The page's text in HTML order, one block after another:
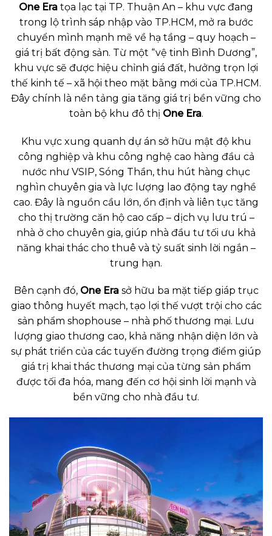
One Era tọa lạc tại TP. Thuận An – khu vực đang
trong lộ trình sáp nhập vào TP.HCM, mở ra bước
chuyển mình mạnh mẽ về hạ tầng – quy hoạch –
giá trị bất động sản. Từ một “vệ tinh Bình Dương”,
khu vực sẽ được hiệu chỉnh giá đất, hưởng trọn lợi
thế kinh tế – xã hội theo mặt bằng mới của TP.HCM.
Đây chính là nền tảng gia tăng giá trị bền vững cho
toàn bộ khu đô thị One Era.
Khu vực xung quanh dự án sở hữu mật độ khu
công nghiệp và khu công nghệ cao hàng đầu cả
nước như VSIP, Sóng Thần, thu hút hàng chục
nghìn chuyên gia và lực lượng lao động tay nghề
cao. Đây là nguồn cầu lớn, ổn định và liên tục tăng
cho thị trường căn hộ cao cấp – dịch vụ lưu trú –
nhà ở cho chuyên gia, giúp nhà đầu tư tối ưu khả
năng khai thác cho thuê và tỷ suất sinh lời ngắn –
trung hạn.
Bên cạnh đó, One Erasở hữu ba mặt tiếp giáp trục
giao thông huyết mạch, tạo lợi thế vượt trội cho các
sản phẩm shophouse – nhà phố thương mại. Lưu
lượng giao thương cao, khả năng nhận diện lớn và
sự phát triển của các tuyến đường trọng điểm giúp
giá trị khai thác thương mại của từng sản phẩm
được tối đa hóa, mang đến cơ hội sinh lời mạnh và
bền vững cho nhà đầu tư.